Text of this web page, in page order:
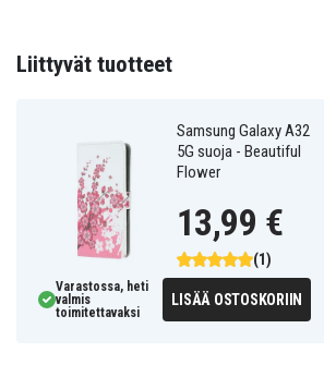
Liittyvät tuotteet
Samsung Galaxy A32
5G suoja - Beautiful
Flower
(1)
13,99 €
Varastossa, heti
valmis
toimitettavaksi
LISÄÄ OSTOSKORIIN